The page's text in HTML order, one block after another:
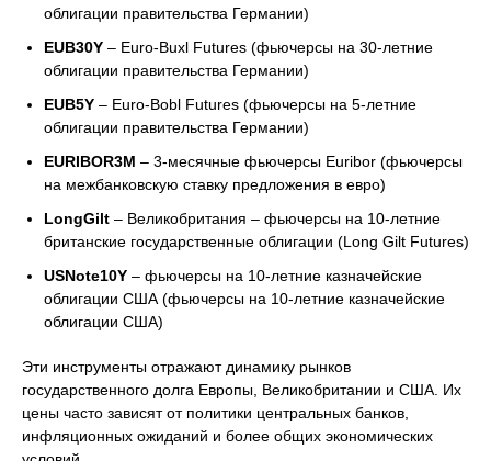
облигации правительства Германии)
EUB30Y – Euro-Buxl Futures (фьючерсы на 30-летние
облигации правительства Германии)
EUB5Y – Euro-Bobl Futures (фьючерсы на 5-летние
облигации правительства Германии)
EURIBOR3M – 3-месячные фьючерсы Euribor (фьючерсы
на межбанковскую ставку предложения в евро)
LongGilt – Великобритания – фьючерсы на 10-летние
британские государственные облигации (Long Gilt Futures)
USNote10Y – фьючерсы на 10-летние казначейские
облигации США (фьючерсы на 10-летние казначейские
облигации США)
Эти инструменты отражают динамику рынков
государственного долга Европы, Великобритании и США. Их
цены часто зависят от политики центральных банков,
инфляционных ожиданий и более общих экономических